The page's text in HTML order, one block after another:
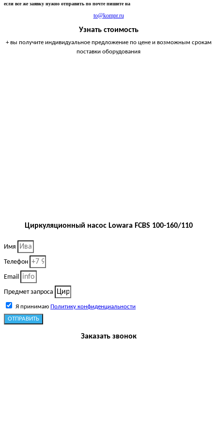
если все же заявку нужно отправить по почте пишите на
to@kompr.ru
Узнать стоимость
+ вы получите индивидуальное предложение по цене и возможным срокам
поставки оборудования
Циркуляционный насос Lowara FCBS 100-160/110
Имя
Телефон
Email
Предмет запроса
Я принимаю Политику конфиденциальности
ОТПРАВИТЬ
Заказать звонок